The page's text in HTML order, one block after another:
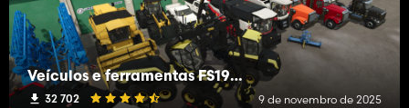
Veículos e ferramentas FS19 (L-R)
32 702 9 de novembro de 2025